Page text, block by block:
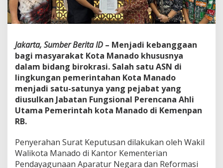
K
a
a
t
a
n
F
u
g
s
n
a
l
Jakarta, Sumber Berita ID – Menjadi kebanggaan
bagi masyarakat Kota Manado khususnya
dalam bidang birokrasi. Salah satu ASN di
lingkungan pemerintahan Kota Manado
menjadi satu-satunya yang pejabat yang
diusulkan Jabatan Fungsional Perencana Ahli
Utama Pemerintah kota Manado di Kemenpan
RB.
Penyerahan Surat Keputusan dilakukan oleh Wakil
Walikota Manado di Kantor Kementerian
Pendayagunaan Aparatur Negara dan Reformasi